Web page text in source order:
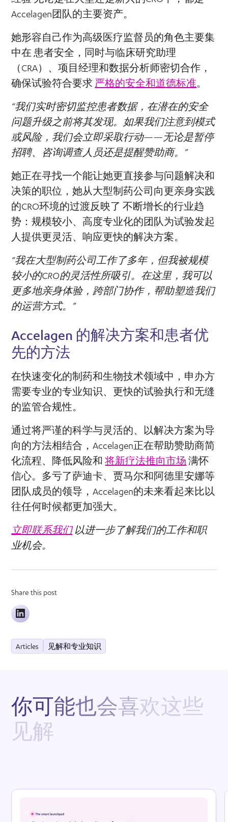
Accelagen团队的主要资产。
她形容自己作为高级医疗监督员的角色主要集
中在 患者安全 ，同时与临床研究助理
（CRA）、项目经理和数据分析师密切合作，
确保试验符合要求 严格的安全和道德标准。
“我们实时密切监控患者数据，在潜在的安全
问题升级之前将其发现。如果我们注意到模式
或风险，我们会立即采取行动——无论是暂停
招聘、咨询调查人员还是提醒赞助商。”
她正在寻找一个能让她更直接参与问题解决和
决策的职位，她从大型制药公司向更亲身实践
的CRO环境的过渡反映了不断增长的行业趋
势 ：规模较小、高度专业化的团队为试验发起
人提供更灵活、响应更快的解决方案。
“我在大型制药公司工作了多年，但我被规模
较小的CRO的灵活性所吸引。在这里，我可以
更多地亲身体验，跨部门协作，帮助塑造我们
的运营方式。”
Accelagen 的解决方案和患者优
先的方法
在快速变化的制药和生物技术领域中，申办方
需要专业的专业知识、更快的试验执行和无缝
的监管合规性。
通过将严谨的科学与灵活的、以解决方案为导
向的方法相结合，Accelagen正在帮助赞助商简
化流程、降低风险和将新疗法推向市场 满怀
信心。多亏了萨迪卡、贾马尔和阿德里安娜等
团队成员的领导，Accelagen的未来看起来比以
往任何时候都更加强大。
立即联系我们以进一步了解我们的工作和职
业机会。
Share this post
Articles 见解和专业知识
你可能也会喜欢这些
见解